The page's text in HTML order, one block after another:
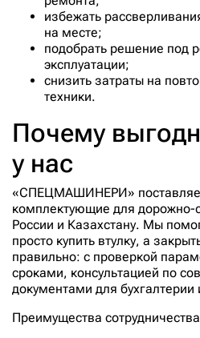
избежать
на месте;
подобрать решение под
эксплуатации;
снизить затраты на
техники.
Почему
у нас
«СПЕЦМАШИНЕРИ»
комплектующие для дорожно-
России и Казахстану. Мы
просто купить втулку, а
правильно: с проверкой
сроками, консультацией по
документами для бухгалтерии
Преимущества
208-1959
208-70-11241
208-70-13141
208-70-32140
208-70-32140-MHI
208-70-34230
208-70-61610
208-70-71510
208-70-72170
208-70-72511
208-70-72520
208-70-72530